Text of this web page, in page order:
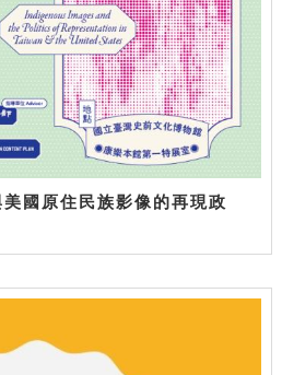
國原住民族影像的再現政